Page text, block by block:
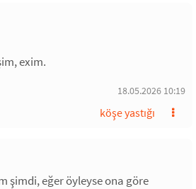
exim.
18.05.2026 10:19
köşe yastığı
şimdi, eğer öyleyse ona göre